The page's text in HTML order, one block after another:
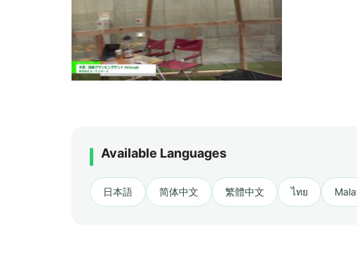
Available Languages
日本語 简体中文 繁體中文 ไทย